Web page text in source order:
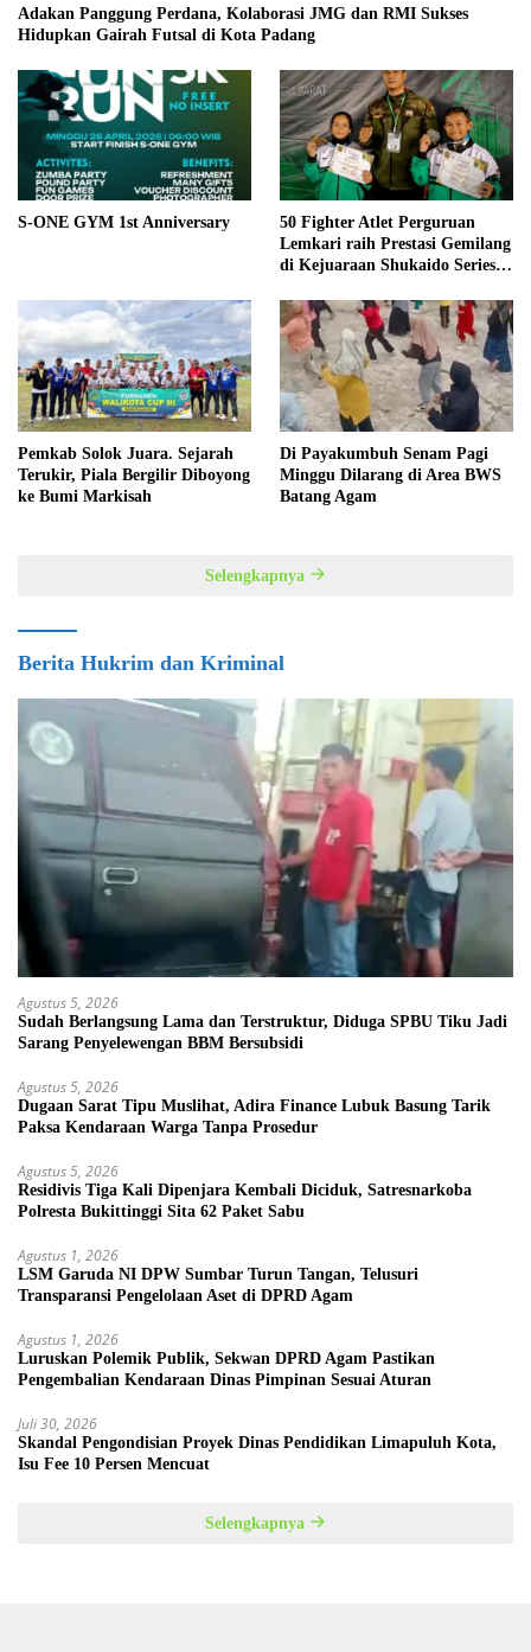
Adakan Panggung Perdana, Kolaborasi JMG dan RMI Sukses
Hidupkan Gairah Futsal di Kota Padang
S-ONE GYM 1st Anniversary
50 Fighter Atlet Perguruan
Lemkari raih Prestasi Gemilang
di Kejuaraan Shukaido Series 1
Pemkab Solok Juara. Sejarah
Terukir, Piala Bergilir Diboyong
ke Bumi Markisah
Di Payakumbuh Senam Pagi
Minggu Dilarang di Area BWS
Batang Agam
Selengkapnya
Berita Hukrim dan Kriminal
Agustus 5, 2026
Sudah Berlangsung Lama dan Terstruktur, Diduga SPBU Tiku Jadi
Sarang Penyelewengan BBM Bersubsidi
Agustus 5, 2026
Dugaan Sarat Tipu Muslihat, Adira Finance Lubuk Basung Tarik
Paksa Kendaraan Warga Tanpa Prosedur
Agustus 5, 2026
Residivis Tiga Kali Dipenjara Kembali Diciduk, Satresnarkoba
Polresta Bukittinggi Sita 62 Paket Sabu
Agustus 1, 2026
LSM Garuda NI DPW Sumbar Turun Tangan, Telusuri
Transparansi Pengelolaan Aset di DPRD Agam
Agustus 1, 2026
Luruskan Polemik Publik, Sekwan DPRD Agam Pastikan
Pengembalian Kendaraan Dinas Pimpinan Sesuai Aturan
Juli 30, 2026
Skandal Pengondisian Proyek Dinas Pendidikan Limapuluh Kota,
Isu Fee 10 Persen Mencuat
Selengkapnya